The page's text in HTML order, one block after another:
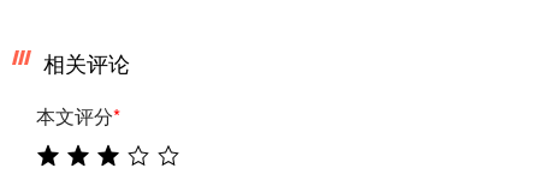
相关评论
本文评分*